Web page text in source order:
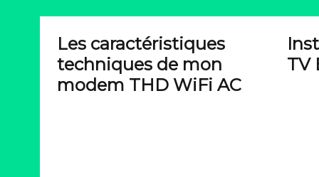
Les caractéristiques
techniques de mon
modem THD WiFi AC
TV